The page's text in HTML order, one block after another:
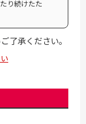
り続けたた
了承ください。